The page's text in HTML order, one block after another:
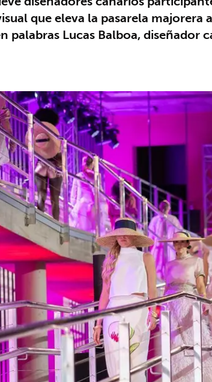
que eleva la pasarela
palabras Lucas Balboa,